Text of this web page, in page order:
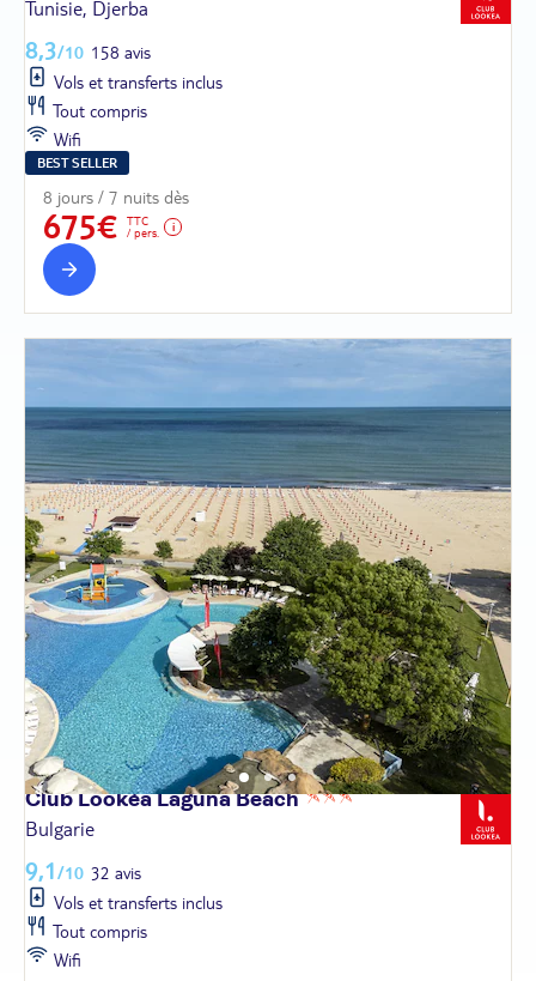
Tunisie, Djerba
8,3/10 158 avis
Vols et transferts inclus
Tout compris
Wifi
BEST SELLER
8 jours / 7 nuits dès
675€
TTC
/ pers.
Club Lookéa LagunaBeach
Bulgarie
9,1/10 32 avis
Vols et transferts inclus
Tout compris
Wifi